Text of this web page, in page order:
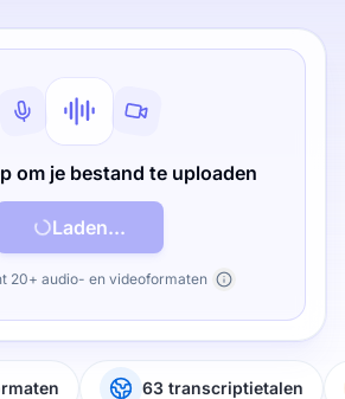
om je bestand te uploaden
Laden...
20+ audio- en videoformaten
63 transcriptietalen